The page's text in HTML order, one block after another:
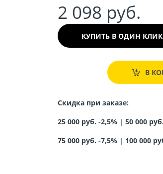
2 098 руб.
КУПИТЬ В ОДИН КЛИК
В
Скидка при заказе:
25 000 руб. -2,5% | 50 000
75 000 руб. -7,5%| 100 000